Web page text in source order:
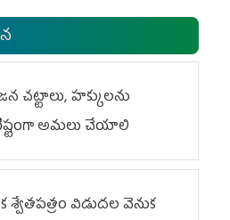
చట్టాలు, హక్కులను
అమలు చేయాలి
శ్వేతపత్రం విడుదల వెనుక